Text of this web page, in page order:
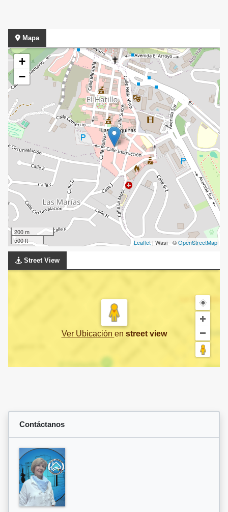
Mapa
+
−
200 m
500 ft
Leaflet | Wasi - ©OpenStreetMap
Street View
Ver Ubicación en street view
Contáctanos